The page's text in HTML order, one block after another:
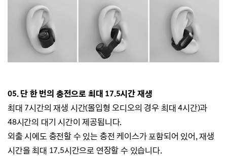
05. 단 한 번의 충전으로 최대 17.5시간 재생
최대 7시간의 재생 시간(몰입형 오디오의 경우 최대 4시간)과
48시간의 대기 시간이 제공됩니다.
외출 시에도 충전할 수 있는 충전 케이스가 포함되어 있어, 재생
시간을 최대 17.5시간으로 연장할 수 있습니다.